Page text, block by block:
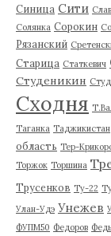
Синица Сити
Солянка Сорокин
Рязанский
Старица Статкевич
Студеникин
Сходня
Таганка Таджикистан
область Тер-
Торжок Торшина
Трусенков Ту-22
Улан-Удэ Унежев
ФУПМ50 Федоров